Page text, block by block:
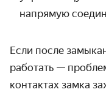
напрямую
Если после
работать —
контактах замка